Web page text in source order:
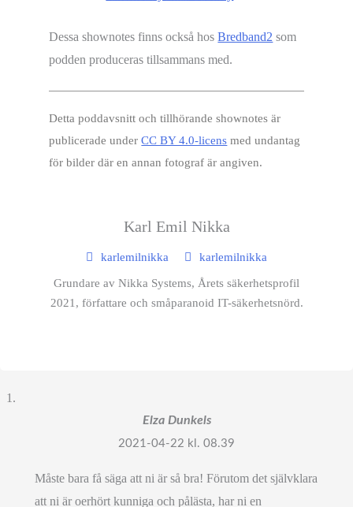
Dessa shownotes finns också hosBredband2 som
podden produceras tillsammans med.
Detta poddavsnitt och tillhörande shownotes är
publicerade underCC BY 4.0-licens med undantag
för bilder där en annan fotograf är angiven.
Karl Emil Nikka
karlemilnikka
karlemilnikka
Grundare av Nikka Systems, Årets säkerhetsprofil
2021, författare och småparanoid IT-säkerhetsnörd.
Elza Dunkels
2021-04-22 kl. 08.39
Måste bara få säga att ni är så bra! Förutom det självklara
att ni är oerhört kunniga och pålästa, har ni en